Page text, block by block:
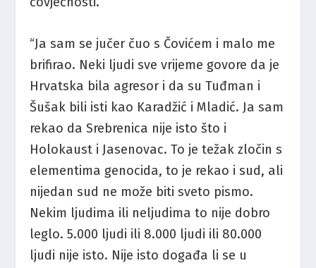
“Ja sam se jučer čuo s Čovićem i malo me
brifirao. Neki ljudi sve vrijeme govore da je
Hrvatska bila agresor i da su Tuđman i
Šušak bili isti kao Karadžić i Mladić. Ja sam
rekao da Srebrenica nije isto što i
Holokaust i Jasenovac. To je težak zločin s
elementima genocida, to je rekao i sud, ali
nijedan sud ne može biti sveto pismo.
Nekim ljudima ili neljudima to nije dobro
leglo. 5.000 ljudi ili 8.000 ljudi ili 80.000
ljudi nije isto. Nije isto događa li se u